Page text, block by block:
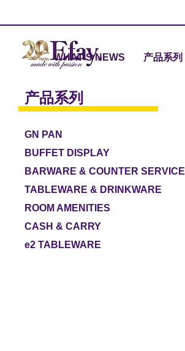
WHAT'S NEWS 产品系列
产品系列
GN PAN
BUFFET DISPLAY
BARWARE & COUNTER SERVICE
TABLEWARE & DRINKWARE
ROOM AMENITIES
CASH & CARRY
e2 TABLEWARE